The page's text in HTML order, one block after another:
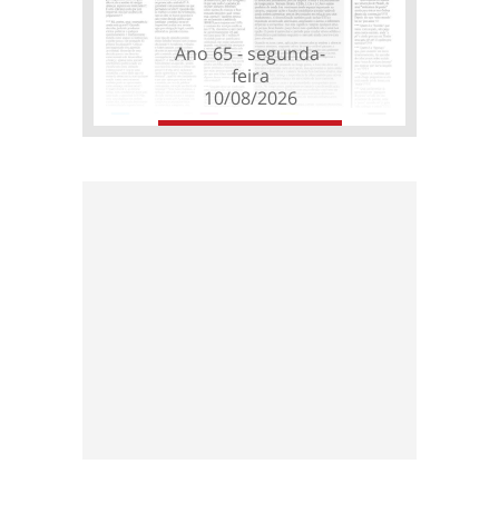
Ano 65 - segunda-
feira
10/08/2026